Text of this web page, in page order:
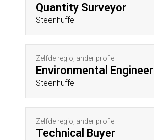
Quantity Surveyor
Steenhuffel
Zelfde regio, ander profiel
Environmental Engineer
Steenhuffel
Zelfde regio, ander profiel
Technical Buyer